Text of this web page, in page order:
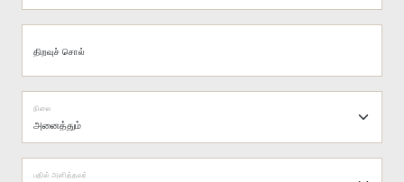
திறவுச் சொல்
நிலை
பதில் அளித்தவர்